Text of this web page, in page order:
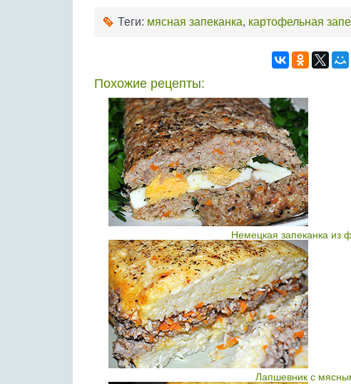
Теги: мясная запеканка, картофельная
Похожие рецепты:
Немецкая запеканка из
Лапшевник с